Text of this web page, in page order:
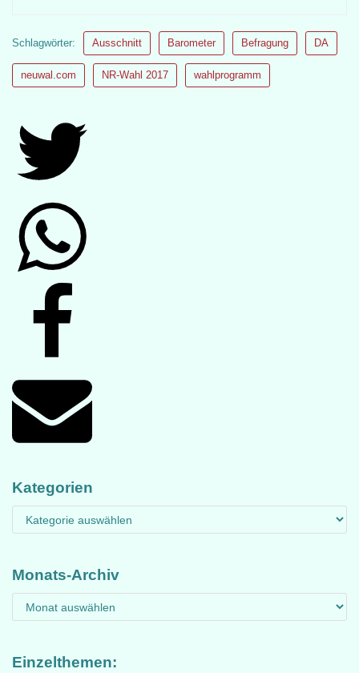
Schlagwörter: Ausschnitt Barometer Befragung DA
neuwal.com NR-Wahl 2017 wahlprogramm
Kategorien
Monats-Archiv
Einzelthemen: